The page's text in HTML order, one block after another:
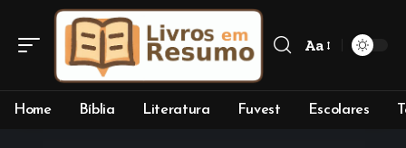
Font
Aa
Home Bíblia Literatura Fuvest Escolares